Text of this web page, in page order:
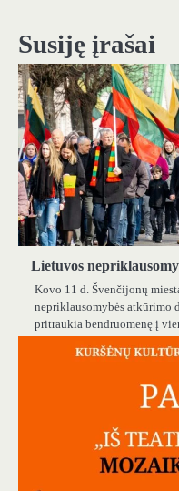
Susiję įrašai
Lietuvos
Kovo 11 d. Švenčijonų
nepriklausomybės atkūrimo
pritraukia bendruomenę į